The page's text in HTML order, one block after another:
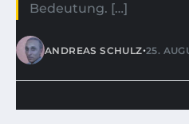
Bedeutung. […]
ANDREAS SCHULZ•25.